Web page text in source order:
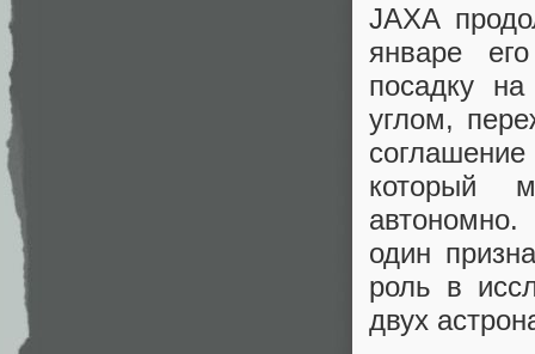
JAXA
январе
посадку
углом,
который
один
роль в
двух